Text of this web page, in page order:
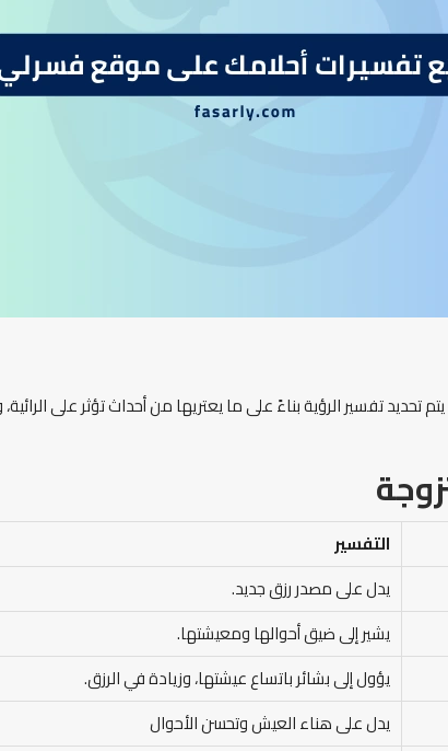
تحديد تفسير الرؤية بناءً على ما يعتريها من أحداث تؤثر على
التفسير
يدل على مصدر رزق جديد.
يشير إلى ضيق أحوالها ومعيشتها.
يؤول إلى بشائر باتساع عيشتها، وزيادة في الرزق.
يدل على هناء العيش وتحسن الأحوال